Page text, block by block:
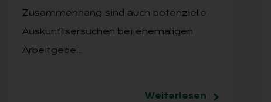
Zusammenhang sind auch potenzielle
Auskunftsersuchen bei ehemaligen
Arbeitgebe…
Weiterlesen